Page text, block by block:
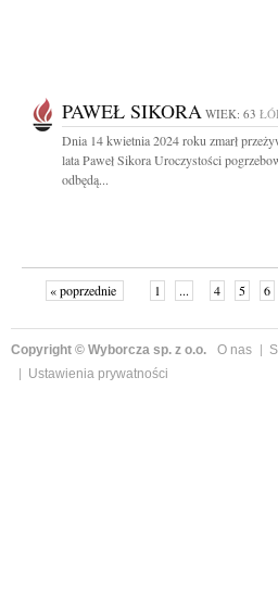
PAWEŁ SIKORA WIEK: 63
Dnia 14 kwietnia 2024 roku zmarł
lata Paweł Sikora Uroczystości
odbędą...
« poprzednie 1 ... 4 5 6
Copyright © Wyborcza sp. z o.o. O nas
Ustawienia prywatności